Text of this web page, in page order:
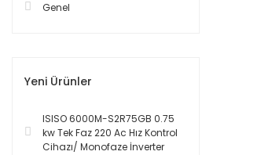
Genel
Yeni Ürünler
ISISO 6000M-S2R75GB 0.75
kw Tek Faz 220 Ac Hız Kontrol
Cihazı/ Monofaze İnverter